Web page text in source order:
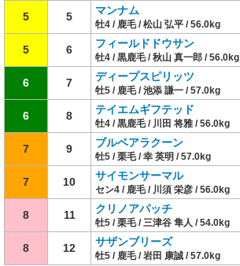
5 5 マンナム
牡4 / 鹿毛 / 松山 弘平 / 56.0kg
5 6 フィールドドウサン
牡4 / 黒鹿毛 / 秋山 真一郎 / 56.0kg
6 7 ディープスピリッツ
牡5 / 鹿毛 / 池添 謙一 / 57.0kg
6 8 テイエムギフテッド
牡4 / 黒鹿毛 / 川田 将雅 / 56.0kg
7 9 ブルベアラクーン
牡5 / 栗毛 / 幸 英明 / 57.0kg
7 10 サイモンサーマル
セン4 / 鹿毛 / 川須 栄彦 / 56.0kg
8 11 クリノアパッチ
牡5 / 栗毛 / 三津谷 隼人 / 54.0kg
8 12 サザンブリーズ
牡5 / 鹿毛 / 岩田 康誠 / 57.0kg